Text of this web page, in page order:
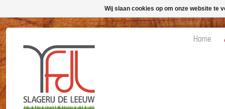
Home
Wij slaan cookies op om onze website te